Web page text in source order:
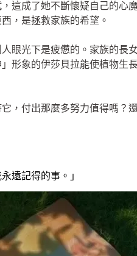
這成了她不斷懷疑自己的心
，是拯救家族的希望。
眼光下是疲憊的。家族的長
形象的伊莎貝拉能使植物生
，付出那麼多努力值得嗎
遠記得的事。」